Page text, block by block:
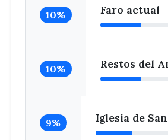
10% Faro actual
10% Restos del
9% Iglesia de